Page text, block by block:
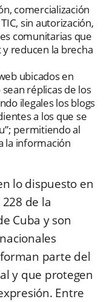
comercialización
sin autorización,
comunitarias que
reducen la brecha
ubicados en
réplicas de los
ilegales los blogs
a los que se
permitiendo al
la información
lo dispuesto en
de la
Cuba y son
parte del
y que protegen
Entre